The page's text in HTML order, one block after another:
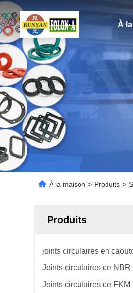
À
À la maison > Produits >
Produits
joints circulaires en
Joints circulaires de NBR
Joints circulaires de FKM